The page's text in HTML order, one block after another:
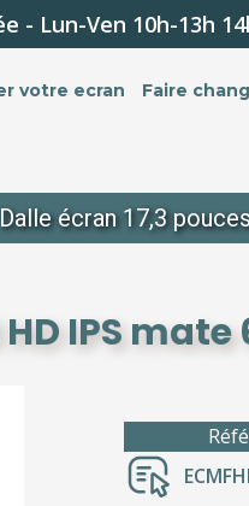
- Lun-Ven 10h-13h
votre ecran Faire
écran 17,3
IPS mate